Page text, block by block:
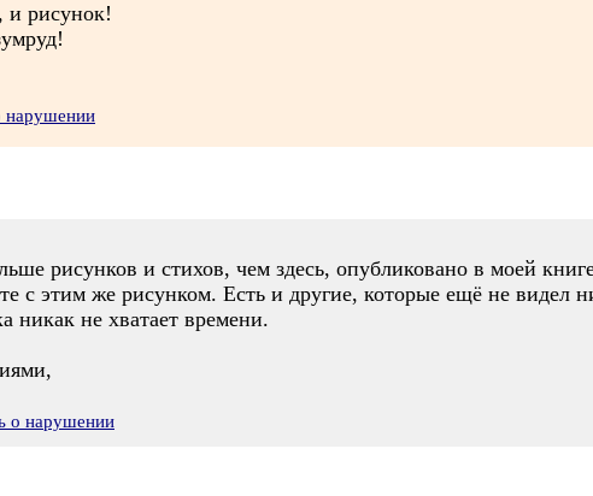
и рисунок!
нарушении
рисунков и стихов, чем здесь, опубликовано в моей
с этим же рисунком. Есть и другие, которые ещё не видел
никак не хватает времени.
о нарушении